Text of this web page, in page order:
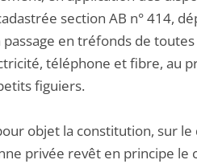
section AB n° 414,
passage en tréfonds de
téléphone et fibre, au
figuiers.
objet la constitution, sur
privée revêt en principe le